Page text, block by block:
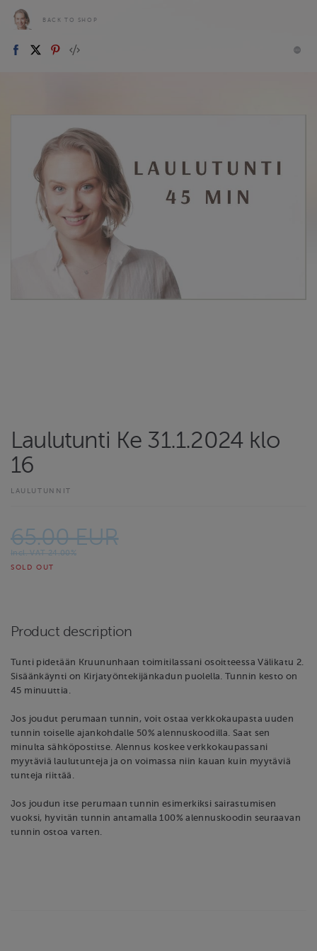
BACK TO SHOP
Laulutunti Ke 31.1.2024 klo
16
LAULUTUNNIT
65.00 EUR
Incl. VAT 24.00%
SOLD OUT
Product description
Tunti pidetään Kruununhaan toimitilassani osoitteessa Välikatu 2.
Sisäänkäynti on Kirjatyöntekijänkadun puolella. Tunnin kesto on
45 minuuttia.
Jos joudut perumaan tunnin, voit ostaa verkkokaupasta uuden
tunnin toiselle ajankohdalle 50% alennuskoodilla. Saat sen
minulta sähköpostitse. Alennus koskee verkkokaupassani
myytäviä laulutunteja ja on voimassa niin kauan kuin myytäviä
tunteja riittää.
Jos joudun itse perumaan tunnin esimerkiksi sairastumisen
vuoksi, hyvitän tunnin antamalla 100% alennuskoodin seuraavan
tunnin ostoa varten.